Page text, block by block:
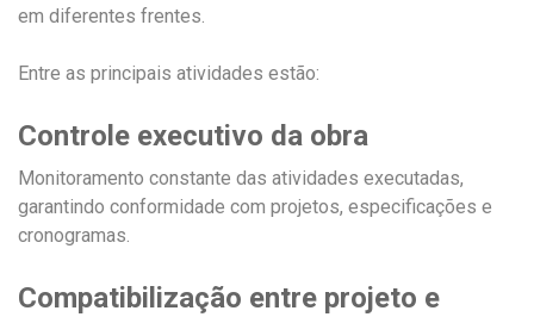
em diferentes frentes.
Entre as principais atividades estão:
Controle executivo da obra
Monitoramento constante das atividades executadas,
garantindo conformidade com projetos, especificações e
cronogramas.
Compatibilização entre projeto e